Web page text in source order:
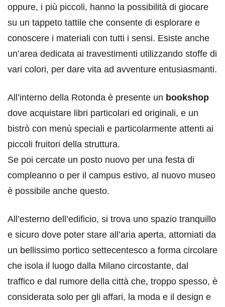
oppure, i più piccoli, hanno la possibilità di giocare
su un tappeto tattile che consente di esplorare e
conoscere i materiali con tutti i sensi. Esiste anche
un’area dedicata ai travestimenti utilizzando stoffe di
vari colori, per dare vita ad avventure entusiasmanti.
All’interno della Rotonda è presente un bookshop
dove acquistare libri particolari ed originali, e un
bistrò con menù speciali e particolarmente attenti ai
piccoli fruitori della struttura.
Se poi cercate un posto nuovo per una festa di
compleanno o per il campus estivo, al nuovo museo
è possibile anche questo.
All’esterno dell’edificio, si trova uno spazio tranquillo
e sicuro dove poter stare all’aria aperta, attorniati da
un bellissimo portico settecentesco a forma circolare
che isola il luogo dalla Milano circostante, dal
traffico e dal rumore della città che, troppo spesso, è
considerata solo per gli affari, la moda e il design e